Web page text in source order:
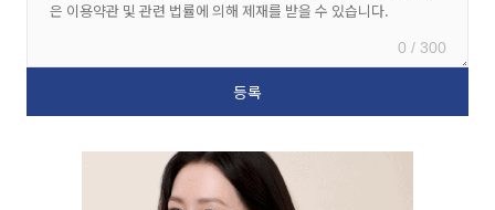
0 / 300